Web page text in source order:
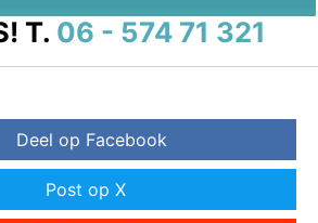
T. 06 - 574 71 321
Deel op Facebook
Post op X